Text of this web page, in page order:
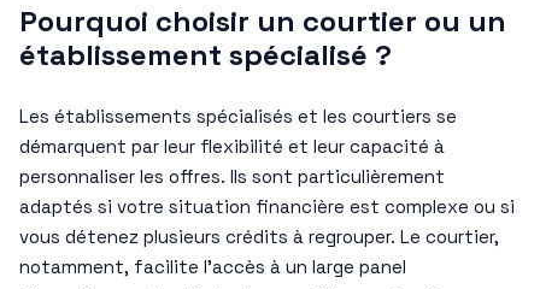
Pourquoi choisir un courtier ou un
établissement spécialisé ?
Les établissements spécialisés et les courtiers se
démarquent par leur flexibilité et leur capacité à
personnaliser les offres. Ils sont particulièrement
adaptés si votre situation financière est complexe ou si
vous détenez plusieurs crédits à regrouper. Le courtier,
notamment, facilite l’accès à un large panel